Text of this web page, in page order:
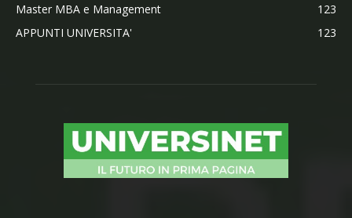
Master MBA e Management
123
APPUNTI UNIVERSITA'
123